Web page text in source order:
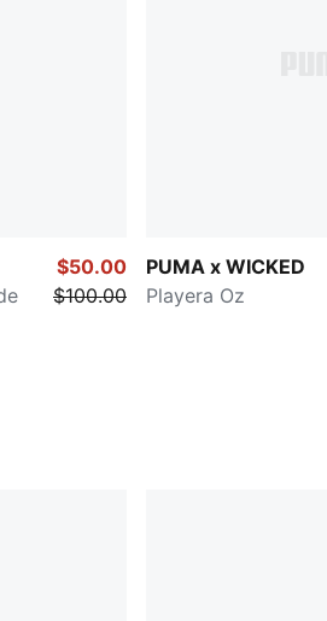
$50.00
$100.00
PUMA x WICKED
Playera Oz